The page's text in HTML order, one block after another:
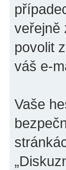
veřejně
povolit
váš e-
Vaše